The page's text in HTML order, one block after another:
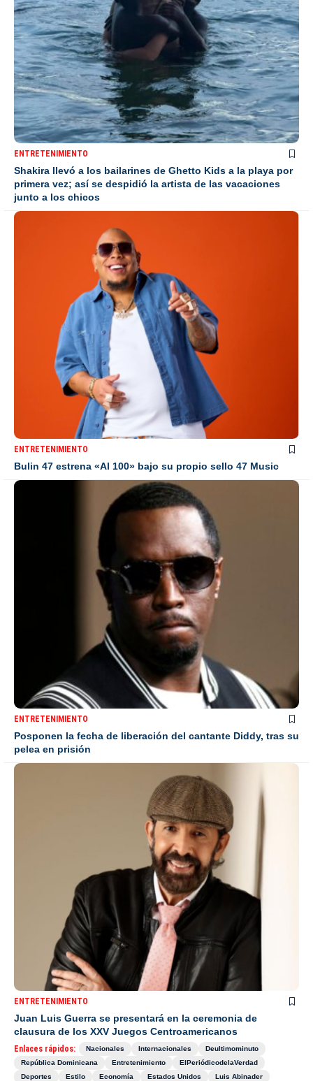
ENTRETENIMIENTO
Shakira llevó a los bailarines de Ghetto Kids a la playa por
primera vez; así se despidió la artista de las vacaciones
junto a los chicos
ENTRETENIMIENTO
Bulin 47 estrena «Al 100» bajo su propio sello 47 Music
ENTRETENIMIENTO
Posponen la fecha de liberación del cantante Diddy, tras su
pelea en prisión
ENTRETENIMIENTO
Juan Luis Guerra se presentará en la ceremonia de
clausura de los XXV Juegos Centroamericanos
Enlaces rápidos: Nacionales Internacionales
Deultimominuto
República Dominicana
Entretenimiento
ElPeriódicodelaVerdad
Deportes
Estilo Economía Estados Unidos
Luis Abinader